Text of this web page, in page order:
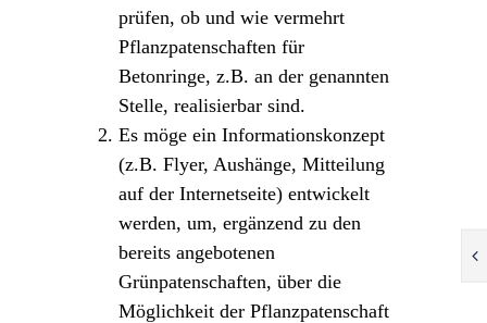
prüfen, ob und wie vermehrt
Pflanzpatenschaften für
Betonringe, z.B. an der genannten
Stelle, realisierbar sind.
Es möge ein Informationskonzept
(z.B. Flyer, Aushänge, Mitteilung
auf der Internetseite) entwickelt
werden, um, ergänzend zu den
bereits angebotenen
Grünpatenschaften, über die
Möglichkeit der Pflanzpatenschaft